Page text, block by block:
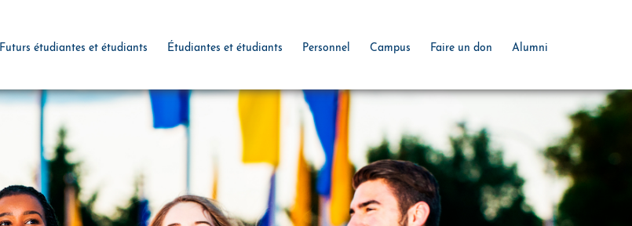
Futurs étudiantes et étudiants Étudiantes et étudiants Personnel Campus Faire un don Alumni